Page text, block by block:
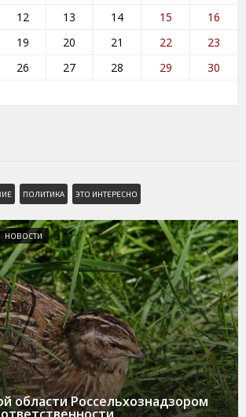
12 13 14 15
16
19 20 21 22
23
26 27 28 29
30
ПОЛИТИКА ЭТО ИНТЕРЕСНО
НОВОСТИ
области Россельхознадзором